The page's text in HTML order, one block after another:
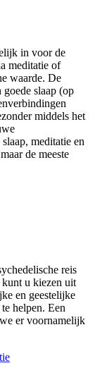
in voor de
meditatie of
waarde. De
slaap (op
middels het
meditatie en
de meeste
reis
kunt u kiezen uit
en geestelijke
helpen. Een
er voornamelijk